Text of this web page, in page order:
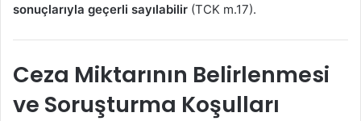
sonuçlarıyla geçerli sayılabilir (TCK m.17).
Ceza Miktarının Belirlenmesi
ve Soruşturma Koşulları